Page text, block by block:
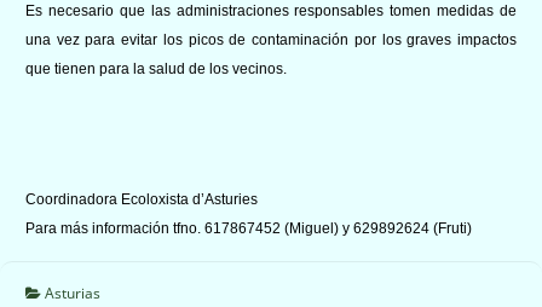
Es necesario que las administraciones responsables tomen medidas de
una vez para evitar los picos de contaminación por los graves impactos
que tienen para la salud de los vecinos.
Coordinadora Ecoloxista d’Asturies
Para más información tfno. 617867452 (Miguel) y 629892624 (Fruti)
Asturias